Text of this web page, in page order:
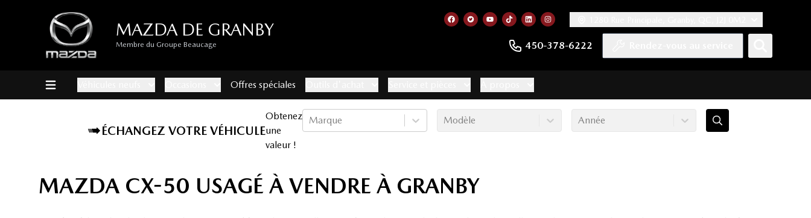
MAZDA DE GRANBY
Membre du Groupe Beaucage 450-378-6222
Lien vers notre page facebook
Lien vers notre compte Twitter
Lien vers notre chaîne YouTube
Lien vers notre compte Tiktok
Lien vers notre compte LinkedIn
Lien vers notre compte Instagram
Offres spéciales
ÉCHANGEZ VOTRE VÉHICULE
Obtenez
une
valeur !
Marque Modèle Année
MAZDA CX-50 USAGÉ À VENDRE À GRANBY